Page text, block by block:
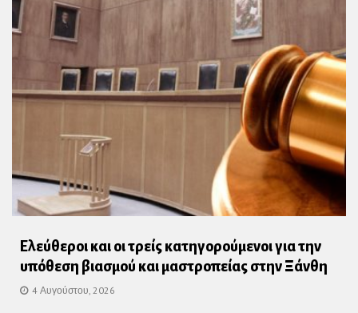
Ελεύθεροι και οι τρείς κατηγορούμενοι για την
υπόθεση βιασμού και μαστροπείας στην Ξάνθη
4 Αυγούστου, 2026